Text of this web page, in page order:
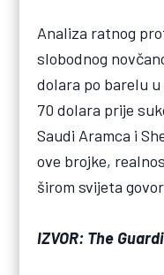
Analiza ratnog
slobodnog
dolara po barelu
70 dolara prije
Saudi Aramca i
ove brojke,
širom svijeta
IZVOR: The